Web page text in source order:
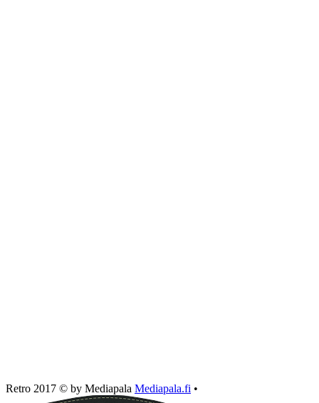
Retro 2017 © by Mediapala Mediapala.fi •